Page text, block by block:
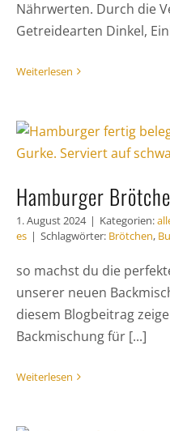
Nährwerten. Durch die
Getreidearten Dinkel,
Weiterlesen
Hamburger
1. August 2024 | Kategorien:
es | Schlagwörter: Brötchen,
so machst du die
unserer neuen
diesem Blogbeitrag
Backmischung für [...]
Weiterlesen